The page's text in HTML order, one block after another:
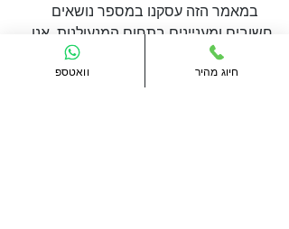
    במאמר הזה עסקנו במספר נושאים
חשובים ומעניינים בתחום המנעולנות. אנו
אוהבים לסקור סוגי מנעולים וכיצד ניתן
להגן על עצמך מפני פריצות. נספר לכם
וואטספ חיוג מהיר